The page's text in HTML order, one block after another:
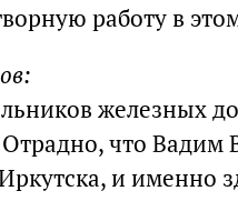
работу в
железных
что Вадим
и именно